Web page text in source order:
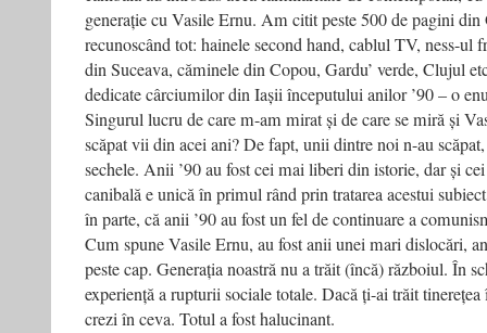
generație cu Vasile Ernu. Am citit peste 500 de pagini din
recunoscând tot: hainele second hand, cablul TV, ness-ul
din Suceava, căminele din Copou, Gardu’ verde, Clujul
dedicate cârciumilor din Iașii începutului anilor ’90 – o
Singurul lucru de care m-am mirat și de care se miră și
scăpat vii din acei ani? De fapt, unii dintre noi n-au
sechele. Anii ’90 au fost cei mai liberi din istorie, dar și
canibală e unică în primul rând prin tratarea acestui
în parte, că anii ’90 au fost un fel de continuare a
Cum spune Vasile Ernu, au fost anii unei mari dislocări,
peste cap. Generația noastră nu a trăit (încă) războiul. În
experiență a rupturii sociale totale. Dacă ți-ai trăit
crezi în ceva. Totul a fost halucinant.